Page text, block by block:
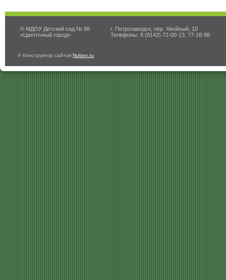
© МДОУ Детский сад № 88
«Цветочный город»
г. Петрозаводск, пер. Хвойный, 10
Телефоны: 8 (8142) 72-00-13, 77-18-98
© Конструктор сайтовNubex.ru